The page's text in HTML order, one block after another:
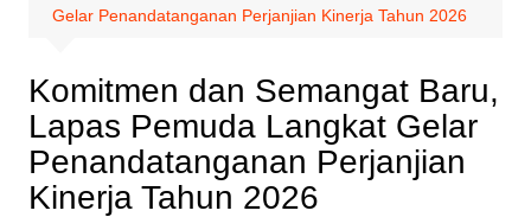
Gelar Penandatanganan Perjanjian Kinerja Tahun 2026
Komitmen dan Semangat Baru,
Lapas Pemuda Langkat Gelar
Penandatanganan Perjanjian
Kinerja Tahun 2026